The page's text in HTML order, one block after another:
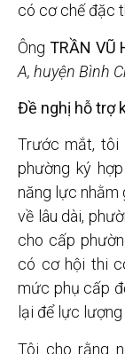
có cơ chế đặc
Ông TRẦN VŨ
A, huyện Bình
Đề nghị hỗ trợ
Trước mắt, tôi
phường ký
năng lực nhằm
về lâu dài,
cho cấp
có cơ hội thi
mức phụ cấp
lại để lực
Tôi cho rằng